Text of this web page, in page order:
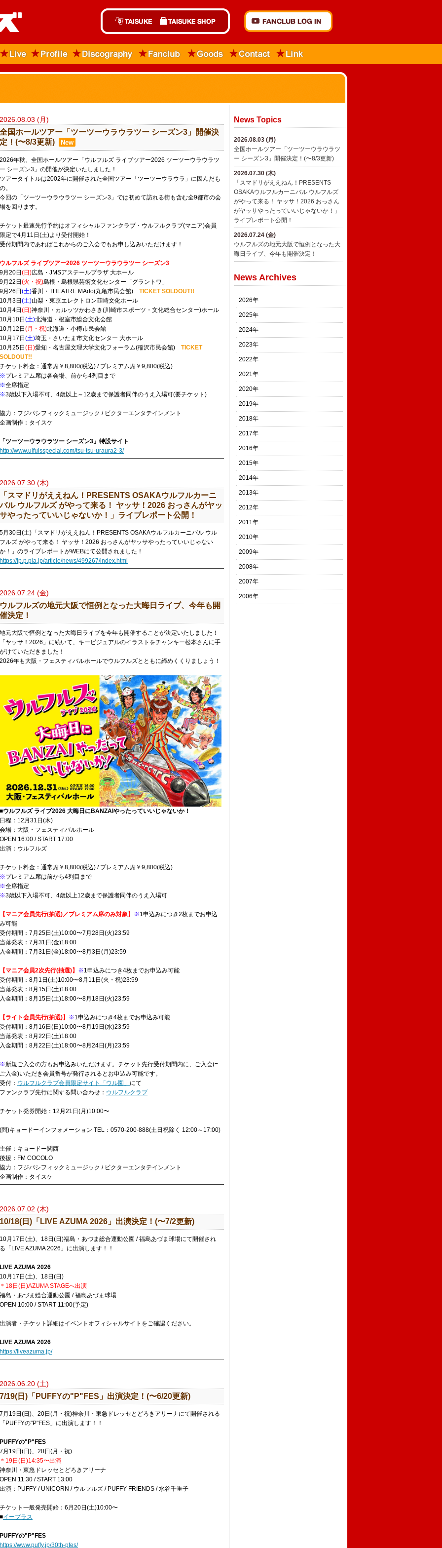
2026.08.03 (月)
全国ホールツアー「ツーツーウラウラツー シーズン3」開催決
定！(〜8/3更新)
New
2026年秋、全国ホールツアー「ウルフルズ ライブツアー2026 ツーツーウラウラツ
ー シーズン3」の開催が決定いたしました！
ツアータイトルは2002年に開催された全国ツアー「ツーツーウラウラ」に因んだも
の。
今回の「ツーツーウラウラツー シーズン3」では初めて訪れる街も含む全9都市の会
場を回ります。
チケット最速先行予約はオフィシャルファンクラブ・ウルフルクラブ(マニア)会員
限定で4月11日(土)より受付開始！
受付期間内であればこれからのご入会でもお申し込みいただけます！
ウルフルズ ライブツアー2026 ツーツーウラウラツー シーズン3
9月20日 (日)広島・JMSアステールプラザ 大ホール
9月22日 (火・祝)島根・島根県芸術文化センター「グラントワ」
9月26日 (土)香川・THEATRE MAdo(丸⻲市⺠会館) TICKET SOLDOUT!!
10月3日 (土)山梨・東京エレクトロン韮崎文化ホール
10月4日 (日)神奈川・カルッツかわさき(川崎市スポーツ・文化総合センター)ホール
10月10日 (土)北海道・根室市総合文化会館
10月12日 (月・祝)北海道・小樽市⺠会館
10月17日 (土)埼玉・さいたま市文化センター 大ホール
10月25日 (日)愛知・名古屋文理大学文化フォーラム(稲沢市⺠会館) TICKET
SOLDOUT!!
チケット料金：通常席￥8,800(税込) / プレミアム席￥9,800(税込)
※プレミアム席は各会場、前から4列目まで
※全席指定
※3歳以下入場不可、4歳以上～12歳まで保護者同伴のうえ入場可(要チケット)
協力：フジパシフィックミュージック / ビクターエンタテインメント
企画制作：タイスケ
「ツーツーウラウラツー シーズン3」特設サイト
http://www.ulfulsspecial.com/tsu-tsu-uraura2-3/
2026.07.30 (木)
「スマドリがええねん！PRESENTS OSAKAウルフルカーニ
バル ウルフルズ がやって来る！ ヤッサ！2026 おっさんがヤッ
サやったっていいじゃないか！」ライブレポート公開！
5月30日(土)「スマドリがええねん！PRESENTS OSAKAウルフルカーニバル ウル
フルズ がやって来る！ ヤッサ！2026 おっさんがヤッサやったっていいじゃない
か！」のライブレポートがWEBにて公開されました！
https://lp.p.pia.jp/article/news/499267/index.html
2026.07.24 (金)
ウルフルズの地元大阪で恒例となった大晦日ライブ、今年も開
催決定！
地元大阪で恒例となった大晦日ライブを今年も開催することが決定いたしました！
「ヤッサ！2026」に続いて、キービジュアルのイラストをチャンキー松本さんに手
がけていただきました！
2026年も大阪・フェスティバルホールでウルフルズとともに締めくくりましょう！
■ウルフルズ ライブ2026 大晦日にBANZAIやったっていいじゃないか！
日程：12月31日(木)
会場：大阪・フェスティバルホール
OPEN 16:00 / START 17:00
出演：ウルフルズ
チケット料金：通常席￥8,800(税込) / プレミアム席￥9,800(税込)
※プレミアム席は前から4列目まで
※全席指定
※3歳以下入場不可、4歳以上12歳まで保護者同伴のうえ入場可
【マニア会員先行(抽選)／プレミアム席のみ対象】 ※1申込みにつき2枚までお申込
み可能
受付期間：7月25日(土)10:00〜7月28日(火)23:59
当落発表：7月31日(金)18:00
入金期間：7月31日(金)18:00〜8月3日(月)23:59
【マニア会員2次先行(抽選)】 ※1申込みにつき4枚までお申込み可能
受付期間：8月1日(土)10:00〜8月11日(火・祝)23:59
当落発表：8月15日(土)18:00
入金期間：8月15日(土)18:00〜8月18日(火)23:59
【ライト会員先行(抽選)】 ※1申込みにつき4枚までお申込み可能
受付期間：8月16日(日)10:00〜8月19日(水)23:59
当落発表：8月22日(土)18:00
入金期間：8月22日(土)18:00〜8月24日(月)23:59
※新規ご入会の方もお申込みいただけます。チケット先行受付期間内に、ご入会(=
ご入金)いただき会員番号が発行されるとお申込み可能です。
受付： ウルフルクラブ会員限定サイト「ウル園」 にて
ファンクラブ先行に関する問い合わせ： ウルフルクラブ
チケット発券開始：12月21日(月)10:00〜
(問)キョードーインフォメーション TEL：0570-200-888(土日祝除く 12:00～17:00)
主催：キョードー関西
後援：FM COCOLO
協力：フジパシフィックミュージック / ビクターエンタテインメント
企画制作：タイスケ
2026.07.02 (木)
10/18(日)「​LIVE AZUMA 2026」出演決定！(〜7/2更新)
10月17日(土)、18日(日)福島・あづま総合運動公園 / 福島あづま球場にて開催され
る「LIVE AZUMA 2026」に出演します！！
LIVE AZUMA 2026
10月17日(土)、18日(日)
＊18日(日)AZUMA STAGEへ出演
福島・あづま総合運動公園 / 福島あづま球場
OPEN 10:00 / START 11:00(予定)
出演者・チケット詳細はイベントオフィシャルサイトをご確認ください。
LIVE AZUMA 2026
https://liveazuma.jp/
2026.06.20 (土)
7/19(日)「​PUFFYの"P"FES」出演決定！(〜6/20更新)
7月19日(日)、20日(月・祝)神奈川・東急ドレッセとどろきアリーナにて開催される
「PUFFYの"P"FES」に出演します！！
PUFFYの"P"FES
7月19日(日)、20日(月・祝)
＊19日(日)14:35〜出演
神奈川・東急ドレッセとどろきアリーナ
OPEN 11:30 / START 13:00
出演：PUFFY / UNICORN / ウルフルズ / PUFFY FRIENDS / 水谷千重子
チケット一般発売開始：6月20日(土)10:00〜
■イープラス
PUFFYの"P"FES
https://www.puffy.jp/30th-pfes/
News Topics
2026.08.03 (月)
全国ホールツアー「ツーツーウラウラツ
ー シーズン3」開催決定！(〜8/3更新)
2026.07.30 (木)
「スマドリがええねん！PRESENTS
OSAKAウルフルカーニバル ウルフルズ
がやって来る！ ヤッサ！2026 おっさん
がヤッサやったっていいじゃないか！」
ライブレポート公開！
2026.07.24 (金)
ウルフルズの地元大阪で恒例となった大
晦日ライブ、今年も開催決定！
News Archives
2026年
2025年
2024年
2023年
2022年
2021年
2020年
2019年
2018年
2017年
2016年
2015年
2014年
2013年
2012年
2011年
2010年
2009年
2008年
2007年
2006年